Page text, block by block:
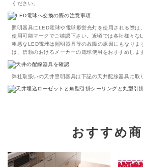
ください。
照明器具にLED電球や電球形蛍光灯を使用される際
使用可能マークでご確認下さい。近頃では各社様々な
粗悪なLED電球は照明器具等の故障の原因にもなりま
は、信頼のおけるメーカーの電球使用をおすすめしま
弊社取扱いの天井照明器具は下記の天井配線器具に取
おすすめ